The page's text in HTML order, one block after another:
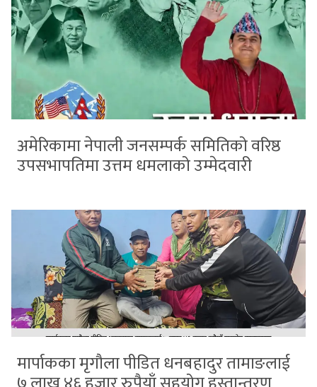
अमेरिकामा नेपाली जनसम्पर्क समितिको वरिष्ठ
उपसभापतिमा उत्तम धमलाको उम्मेदवारी
मार्पाकका मृगौला पीडित धनबहादुर तामाङलाई